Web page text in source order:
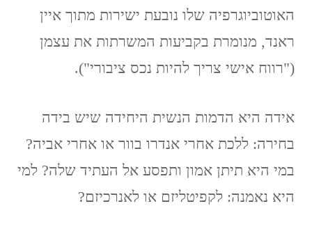
האוטוביוגרפיה שלו נובעת ישירות מתוך איין
ראנד, מנומרת בקביעות המשרתות את עצמן
("רווח אישי צריך להיות נכס ציבורי").
אידה היא הדמות הנשית היחידה שיש בידה
בחירה: ללכת אחרי אנדרו בוור או אחרי אביה?
במי היא תיתן אמון ותפסע אל העתיד שלה? למי
היא נאמנה: לקפיטליזם או לאנרכיזם?